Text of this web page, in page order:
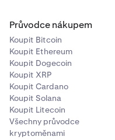
Průvodce nákupem
Koupit Bitcoin
Koupit Ethereum
Koupit Dogecoin
Koupit XRP
Koupit Cardano
Koupit Solana
Koupit Litecoin
Všechny průvodce
kryptoměnami